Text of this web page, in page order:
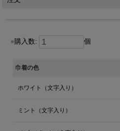
購入数: 個
巾着の色
ホワイト（文字入り）
ミント（文字入り）